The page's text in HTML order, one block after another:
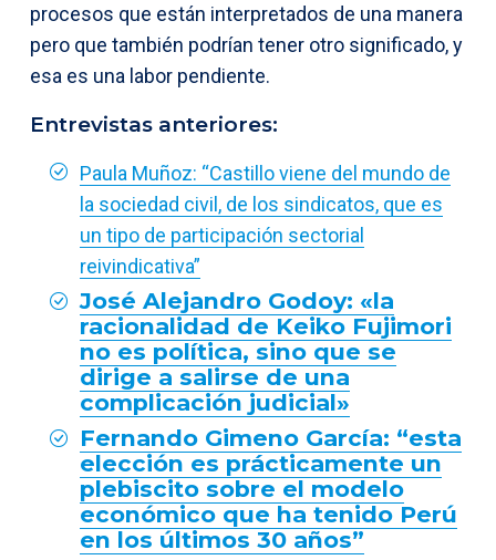
procesos que están interpretados de una manera
pero que también podrían tener otro significado, y
esa es una labor pendiente.
Entrevistas anteriores:
Paula Muñoz: “Castillo viene del mundo de
la sociedad civil, de los sindicatos, que es
un tipo de participación sectorial
reivindicativa”
José Alejandro Godoy: «la
racionalidad de Keiko Fujimori
no es política, sino que se
dirige a salirse de una
complicación judicial»
Fernando Gimeno García: “esta
elección es prácticamente un
plebiscito sobre el modelo
económico que ha tenido Perú
en los últimos 30 años”